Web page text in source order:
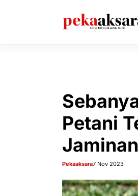
Petani
Pekaaksara7 Nov 2023